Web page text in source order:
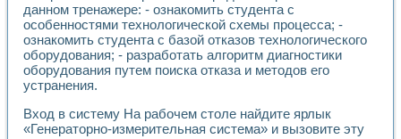
Автоматизированный стенд формирования
Лабораторный практикум по курсу ИИС на базе
Партнеры
Академические и отраслевые институты
Учебные заведения
Контакты
данном тренажере: - ознакомить студента с
особенностями технологической схемы процесса; -
ознакомить студента с базой отказов технологического
оборудования; - разработать алгоритм диагностики
оборудования путем поиска отказа и методов его
устранения.
Вход в систему На рабочем столе найдите ярлык
«Генераторно-измерительная система» и вызовите эту